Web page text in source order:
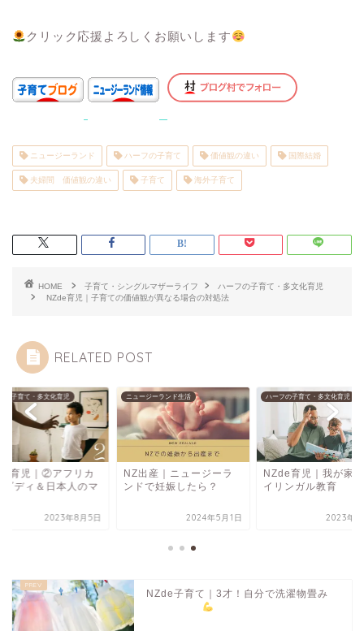
クリック応援よろしくお願いします
ニュージーランド ハーフの子育て 価値観の違い 国際結婚
夫婦間 価値観の違い 子育て 海外子育て
HOME 子育て・シングルマザーライフ
ハーフの子育て・多文化育児
NZde育児｜子育ての価値観が異なる場合の対処法
RELATED POST
の子育て・多文化育児
育児｜②アフリカ
ダディ＆日本人のマ
2023年8月5日
ニュージーランド生活
NZ出産｜ニュージーラ
ンドで妊娠したら？
2024年5月1日
ハーフの子育て・多文化育児
NZde育児｜我が家
イリンガル教育
2023年6
NZde子育て｜3才！自分で洗濯物畳み